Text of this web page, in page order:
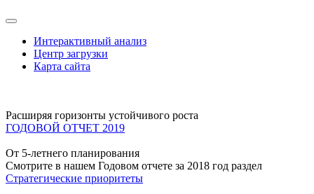
Интерактивный анализ
Центр загрузки
Карта сайта
Расширяя горизонты устойчивого роста
ГОДОВОЙ ОТЧЕТ 2019
От 5-летнего планирования
Смотрите в нашем Годовом отчете за 2018 год раздел
Стратегические приоритеты